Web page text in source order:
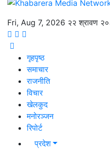
Fri, Aug 7, 2026 २२ श्रावण
गृहपृष्ठ
समाचार
राजनीति
विचार
खेलकुद
मनोरञ्जन
रिपोर्ट
प्रदेश